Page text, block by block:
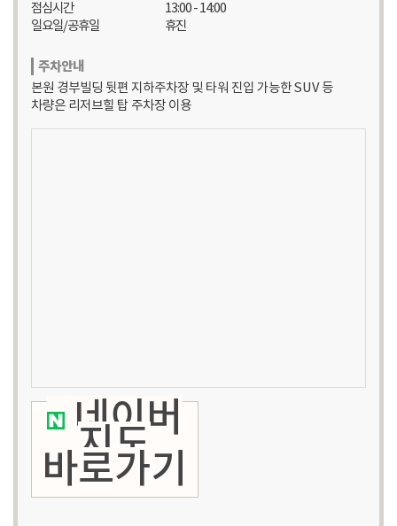
점심시간
일요일/공휴일
13:00 - 14:00
휴진
주차안내
본원 경부빌딩 뒷편 지하주차장 및 타워 진입 가능한 SUV 등
차량은 리저브힐 탑 주차장 이용
네이버
지도
바로가기